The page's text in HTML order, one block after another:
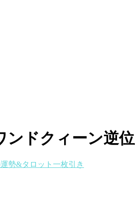
ンドクィーン逆
勢&タロット一枚引き